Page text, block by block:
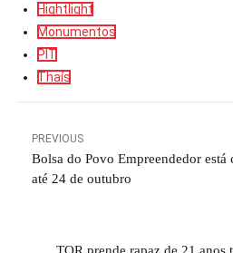
Hightlight
Monumentos
PIT
Thaís
PREVIOUS
Bolsa do Povo Empreendedor está
até 24 de outubro
TOR prende rapaz de 21 anos